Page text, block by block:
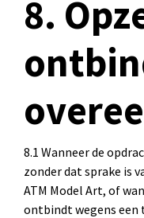
8.
8.1 Wanneer de
zonder dat sprake is
ATM Model Art, of
ontbindt wegens